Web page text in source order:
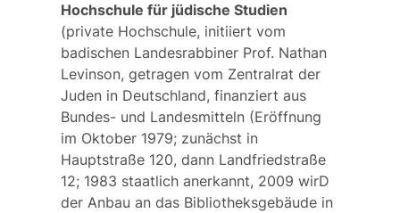
Hochschule für jüdische Studien
(private Hochschule, initiiert vom
badischen Landesrabbiner Prof. Nathan
Levinson, getragen vom Zentralrat der
Juden in Deutschland, finanziert aus
Bundes- und Landesmitteln (Eröffnung
im Oktober 1979; zunächst in
Hauptstraße 120, dann Landfriedstraße
12; 1983 staatlich anerkannt, 2009 wirD
der Anbau an das Bibliotheksgebäude in